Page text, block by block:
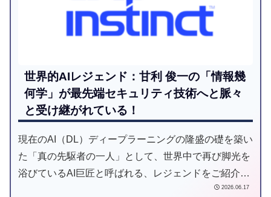
世界的AIレジェンド：甘利 俊一の「情報幾
何学」が最先端セキュリティ技術へと脈々
と受け継がれている！
現在のAI（DL）ディープラーニングの隆盛の礎を築い
た「真の先駆者の一人」として、世界中で再び脚光を
浴びているAI巨匠と呼ばれる、レジェンドをご紹介し
2026.06.17